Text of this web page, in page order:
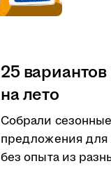
25
на лето
Собрали
предложения для
без опыта из